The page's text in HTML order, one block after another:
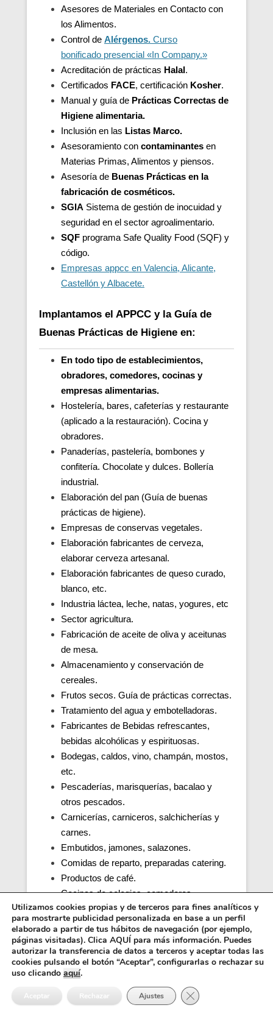
Asesores de Materiales en Contacto con
los Alimentos.
Control de Alérgenos. Curso
bonificado presencial «In Company.»
Acreditación de prácticas Halal.
Certificados FACE, certificación Kosher.
Manual y guía de Prácticas Correctas de
Higiene alimentaria.
Inclusión en las Listas Marco.
Asesoramiento con contaminantes en
Materias Primas, Alimentos y piensos.
Asesoría de Buenas Prácticas en la
fabricación de cosméticos.
SGIA Sistema de gestión de inocuidad y
seguridad en el sector agroalimentario.
SQF programa Safe Quality Food (SQF) y
código.
Empresas appcc en Valencia, Alicante,
Castellón y Albacete.
Implantamos el APPCC y la Guía de
Buenas Prácticas de Higiene en:
En todo tipo de establecimientos,
obradores, comedores, cocinas y
empresas alimentarias.
Hostelería, bares, cafeterías y restaurante
(aplicado a la restauración). Cocina y
obradores.
Panaderías, pastelería, bombones y
confitería. Chocolate y dulces. Bollería
industrial.
Elaboración del pan (Guía de buenas
prácticas de higiene).
Empresas de conservas vegetales.
Elaboración fabricantes de cerveza,
elaborar cerveza artesanal.
Elaboración fabricantes de queso curado,
blanco, etc.
Industria láctea, leche, natas, yogures, etc
Sector agricultura.
Fabricación de aceite de oliva y aceitunas
de mesa.
Almacenamiento y conservación de
cereales.
Frutos secos. Guía de prácticas correctas.
Tratamiento del agua y embotelladoras.
Fabricantes de Bebidas refrescantes,
bebidas alcohólicas y espirituosas.
Bodegas, caldos, vino, champán, mostos,
etc.
Pescaderías, marisquerías, bacalao y
otros pescados.
Carnicerías, carniceros, salchicherías y
carnes.
Embutidos, jamones, salazones.
Comidas de reparto, preparadas catering.
Productos de café.
Cocinas de colegios, comedores
escolares, guarderías, parvularios.
Cocinas y comedores de residencias de
ancianos (tercera edad).
Cocina, obrador y comedor de hospitales y
penitenciarias.
Distribuidores alimentos, transporte y
distribución.
Utilizamos cookies propias y de terceros para fines analíticos y
para mostrarte publicidad personalizada en base a un perfil
elaborado a partir de tus hábitos de navegación (por ejemplo,
páginas visitadas). Clica AQUÍ para más información. Puedes
autorizar la transferencia de datos a terceros y aceptar todas las
cookies pulsando el botón “Aceptar”, configurarlas o rechazar su
uso clicando aquí.
Aceptar Rechazar Ajustes Cerrar el banner de